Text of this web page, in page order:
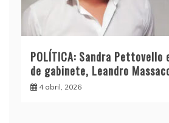
POLÍTICA: Sandra Pettovello
de gabinete, Leandro
4 abril, 2026